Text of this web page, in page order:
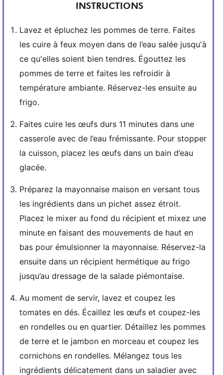
INSTRUCTIONS
Lavez et épluchez les pommes de terre. Faites
les cuire à feux moyen dans de l’eau salée jusqu'à
ce qu'elles soient bien tendres. Égouttez les
pommes de terre et faites les refroidir à
température ambiante. Réservez-les ensuite au
frigo.
Faites cuire les œufs durs 11 minutes dans une
casserole avec de l’eau frémissante. Pour stopper
la cuisson, placez les œufs dans un bain d’eau
glacée.
Préparez la mayonnaise maison en versant tous
les ingrédients dans un pichet assez étroit.
Placez le mixer au fond du récipient et mixez une
minute en faisant des mouvements de haut en
bas pour émulsionner la mayonnaise. Réservez-la
ensuite dans un récipient hermétique au frigo
jusqu’au dressage de la salade piémontaise.
Au moment de servir, lavez et coupez les
tomates en dés. Écaillez les œufs et coupez-les
en rondelles ou en quartier. Détaillez les pommes
de terre et le jambon en morceau et coupez les
cornichons en rondelles. Mélangez tous les
ingrédients délicatement dans un saladier avec